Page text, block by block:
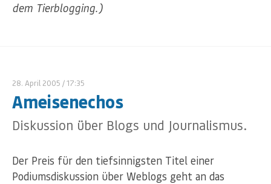
dem Tierblogging.)
28. April 2005 / 17:35
Ameisenechos
Diskussion über Blogs und Journalismus.
Der Preis für den tiefsinnigsten Titel einer
Podiumsdiskussion über Weblogs geht an das